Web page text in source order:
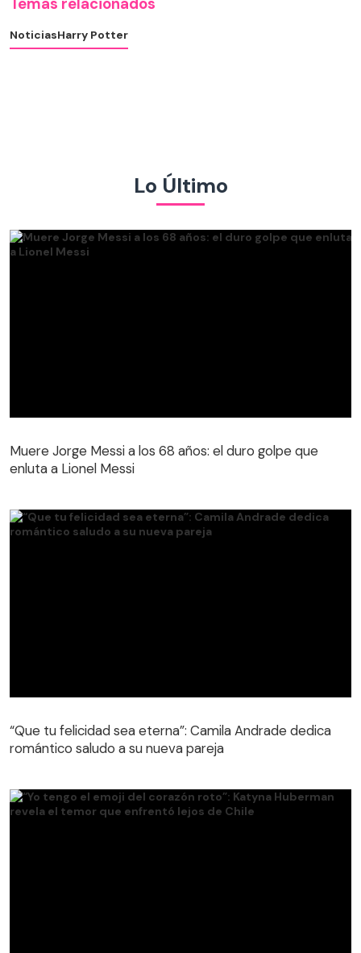
Temas relacionados
NoticiasHarry Potter
Lo Último
Muere Jorge Messi a los 68 años: el duro golpe que
enluta a Lionel Messi
“Que tu felicidad sea eterna”: Camila Andrade dedica
romántico saludo a su nueva pareja